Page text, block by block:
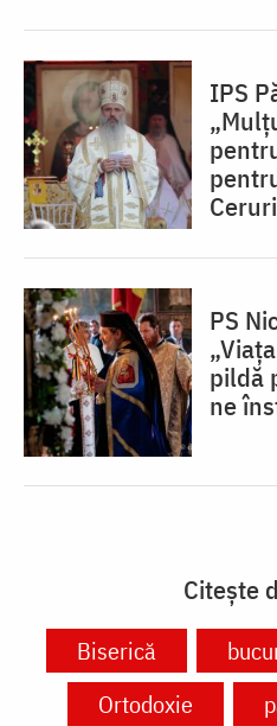
IPS
PS
pildă
ne
Citește
Biserică
Ortodoxie